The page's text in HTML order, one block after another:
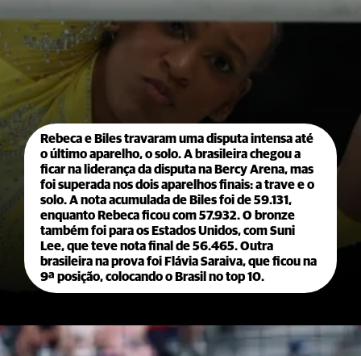
Rebeca e Biles travaram uma disputa intensa até
o último aparelho, o solo. A brasileira chegou a
ficar na liderança da disputa na Bercy Arena, mas
foi superada nos dois aparelhos finais: a trave e o
solo. A nota acumulada de Biles foi de 59.131,
enquanto Rebeca ficou com 57.932. O bronze
também foi para os Estados Unidos, com Suni
Lee, que teve nota final de 56.465. Outra
brasileira na prova foi Flávia Saraiva, que ficou na
9ª posição, colocando o Brasil no top 10.